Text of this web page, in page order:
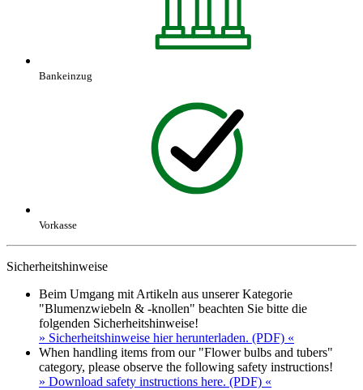
Bankeinzug
Vorkasse
Sicherheitshinweise
Beim Umgang mit Artikeln aus unserer Kategorie
"Blumenzwiebeln & -knollen" beachten Sie bitte die
folgenden Sicherheitshinweise!
» Sicherheitshinweise hier herunterladen. (PDF) «
When handling items from our "Flower bulbs and tubers"
category, please observe the following safety instructions!
» Download safety instructions here. (PDF) «